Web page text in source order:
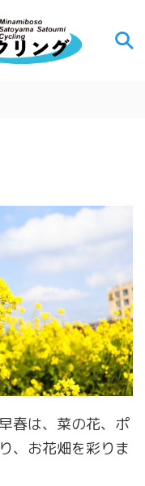
春は、菜の花、ポ
、お花畑を彩りま